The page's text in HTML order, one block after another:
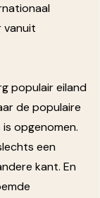
vanuit
populair eiland
de populaire
is opgenomen.
een
kant. En